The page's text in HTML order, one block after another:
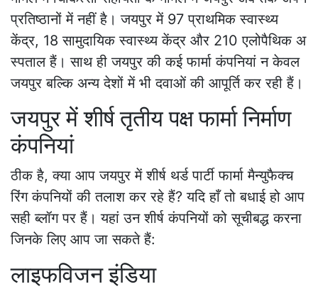
प्रतिष्ठानों में नहीं है। जयपुर में 97 प्राथमिक स्वास्थ्य
केंद्र, 18 सामुदायिक स्वास्थ्य केंद्र और 210 एलोपैथिक अ
स्पताल हैं। साथ ही जयपुर की कई फार्मा कंपनियां न केवल
जयपुर बल्कि अन्य देशों में भी दवाओं की आपूर्ति कर रही हैं।
जयपुर में शीर्ष तृतीय पक्ष फार्मा निर्माण
कंपनियां
ठीक है, क्या आप जयपुर में शीर्ष थर्ड पार्टी फार्मा मैन्युफैक्च
रिंग कंपनियों की तलाश कर रहे हैं? यदि हाँ तो बधाई हो आप
सही ब्लॉग पर हैं। यहां उन शीर्ष कंपनियों को सूचीबद्ध करना
जिनके लिए आप जा सकते हैं:
लाइफविजन इंडिया